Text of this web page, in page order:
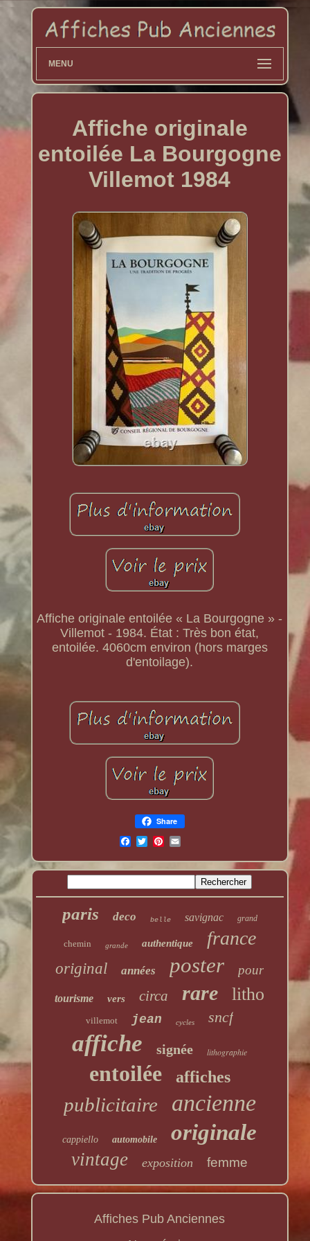
MENU
Affiche originale
entoilée La Bourgogne
Villemot 1984
Affiche originale entoilée « La Bourgogne » -
Villemot - 1984. État : Très bon état,
entoilée. 4060cm environ (hors marges
d'entoilage).
Share
paris deco belle savignac grand
chemin grande authentique france
original années poster pour
tourisme vers circa rare litho
villemot jean cycles sncf
affiche signée lithographie
entoilée affiches
publicitaire ancienne
cappiello automobile originale
vintage exposition femme
Affiches Pub Anciennes